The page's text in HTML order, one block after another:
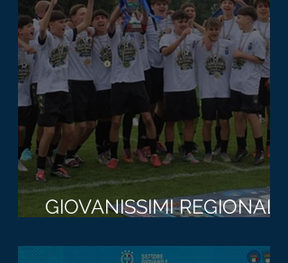
GIOVANISSIMI REGIONALI: